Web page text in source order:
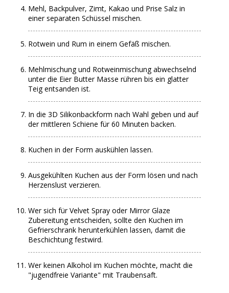
Mehl, Backpulver, Zimt, Kakao und Prise Salz in
einer separaten Schüssel mischen.
Rotwein und Rum in einem Gefäß mischen.
Mehlmischung und Rotweinmischung abwechselnd
unter die Eier Butter Masse rühren bis ein glatter
Teig entsanden ist.
In die 3D Silikonbackform nach Wahl geben und auf
der mittleren Schiene für 60 Minuten backen.
Kuchen in der Form auskühlen lassen.
Ausgekühlten Kuchen aus der Form lösen und nach
Herzenslust verzieren.
Wer sich für Velvet Spray oder Mirror Glaze
Zubereitung entscheiden, sollte den Kuchen im
Gefrierschrank herunterkühlen lassen, damit die
Beschichtung festwird.
Wer keinen Alkohol im Kuchen möchte, macht die
"jugendfreie Variante" mit Traubensaft.